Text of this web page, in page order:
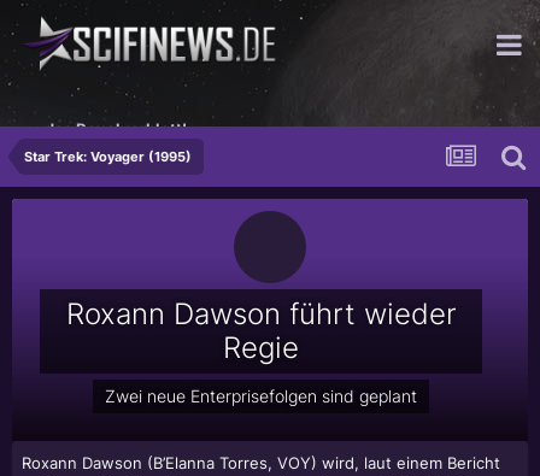
...das Revolverblatt!
Star Trek: Voyager (1995)
Roxann Dawson führt wieder
Regie
Zwei neue Enterprisefolgen sind geplant
Roxann Dawson (B’Elanna Torres, VOY) wird, laut einem Bericht